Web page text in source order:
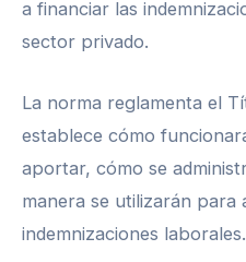
a financiar las
sector privado.
La norma reglamenta el
establece cómo
aportar, cómo se
manera se utilizarán para
indemnizaciones laborales.